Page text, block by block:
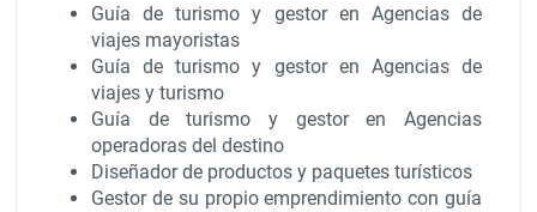
Guía de turismo y gestor en Agencias de
viajes mayoristas
Guía de turismo y gestor en Agencias de
viajes y turismo
Guía de turismo y gestor en Agencias
operadoras del destino
Diseñador de productos y paquetes turísticos
Gestor de su propio emprendimiento con guía